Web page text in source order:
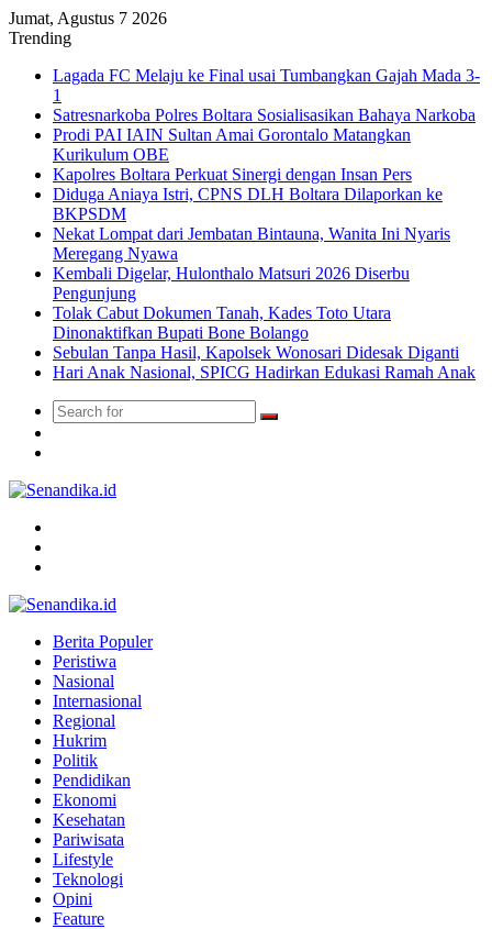
Jumat, Agustus 7 2026
Trending
Lagada FC Melaju ke Final usai Tumbangkan Gajah Mada 3-
1
Satresnarkoba Polres Boltara Sosialisasikan Bahaya Narkoba
Prodi PAI IAIN Sultan Amai Gorontalo Matangkan
Kurikulum OBE
Kapolres Boltara Perkuat Sinergi dengan Insan Pers
Diduga Aniaya Istri, CPNS DLH Boltara Dilaporkan ke
BKPSDM
Nekat Lompat dari Jembatan Bintauna, Wanita Ini Nyaris
Meregang Nyawa
Kembali Digelar, Hulonthalo Matsuri 2026 Diserbu
Pengunjung
Tolak Cabut Dokumen Tanah, Kades Toto Utara
Dinonaktifkan Bupati Bone Bolango
Sebulan Tanpa Hasil, Kapolsek Wonosari Didesak Diganti
Hari Anak Nasional, SPICG Hadirkan Edukasi Ramah Anak
Search
Berita Populer
Peristiwa
Nasional
Internasional
Regional
Hukrim
Politik
Pendidikan
Ekonomi
Kesehatan
Pariwisata
Lifestyle
Teknologi
Opini
Feature